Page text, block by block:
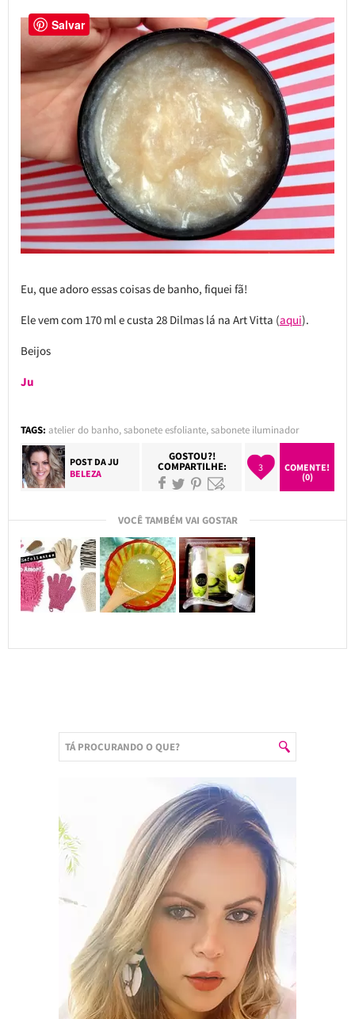
Eu, que adoro essas coisas de banho, fiquei fã!
Ele vem com 170 ml e custa 28 Dilmas lá na Art Vitta (aqui).
Beijos
Ju
TAGS: atelier do banho,sabonete esfoliante,sabonete iluminador
POST DAJU
BELEZA
GOSTOU?!
COMPARTILHE: 3
COMENTE!
(0)
VOCÊ TAMBÉM VAI GOSTAR
Salvar